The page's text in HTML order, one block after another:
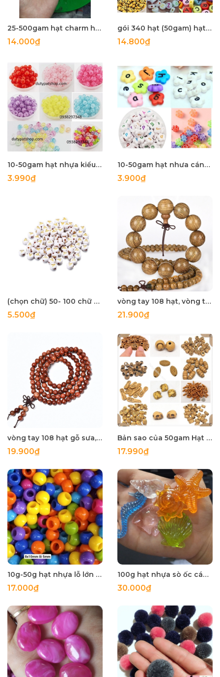
25-500gam hạt charm holo có lỗ xỏ 20mm bóng đẹp
14.000₫
gói 340 hạt (50gam) hạt nhựa tròn 4x7mm in mặt cười, chữ, .... làm handmade, phụ kiện, trang trí tuỳ sở thích
14.800₫
10-50gam hạt nhựa kiểu nứt 8mm, 10mm có lỗ xỏ làm vòng tay, vòng cổ , túi xách, làm handmade
3.990₫
10-50gam hạt nhưa cánh hoa in chữ cái , in mặt cười các kiểu size 10-12mm
3.900₫
(chọn chữ) 50- 100 chữ nền trắng chữ vàng gold 4x7mm CÓ LỖ XỎ làm vòng hạt
5.500₫
vòng tay 108 hạt, vòng tay gỗ mun đuôi công size 6mm, 8mm
21.900₫
vòng tay 108 hạt gỗ sưa, gỗ Huỳnh đàn hạt 6mm
19.900₫
Bản sao của 50gam Hạt nhựa giả gỗ đủ kiểu để làm vòng tay, vòng cổ các loại
17.990₫
10g-50g hạt nhựa lỗ lớn 8x10mm lỗ 5mm
17.000₫
100g hạt nhựa sò ốc các kiểu
30.000₫